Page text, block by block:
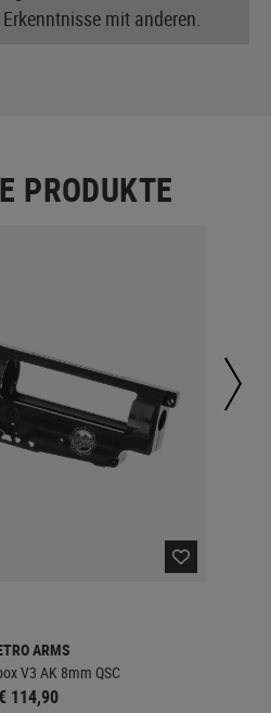
mit anderen.
PRODUKTE
ARMS
V3 AK 8mm QSC
114,90